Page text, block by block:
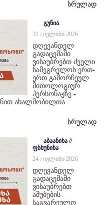
სრულად
გუნია
31 / ივლისი 2026
დღევანდელ
გადაცემაში
ვისაუბრებთ ძველი
სამეგრელოს ერთ-
ერთ გამორჩეულ
მითოლოგიურ
პერსონაჟზე -
ახალშობილთა
სრულად
აბაანიხა //
ფსხუნიხა
24 / ივლისი 2026
დღევანდელ
გადაცემაში
ვისაუბრებთ
აშუბების
საგვარეულო